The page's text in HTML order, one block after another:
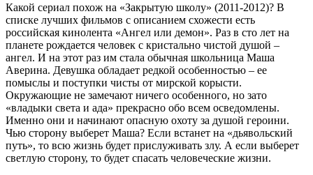
Какой сериал похож на «Закрытую школу» (2011-2012)? В
списке лучших фильмов с описанием схожести есть
российская кинолента «Ангел или демон». Раз в сто лет на
планете рождается человек с кристально чистой душой –
ангел. И на этот раз им стала обычная школьница Маша
Аверина. Девушка обладает редкой особенностью – ее
помыслы и поступки чисты от мирской корысти.
Окружающие не замечают ничего особенного, но зато
«владыки света и ада» прекрасно обо всем осведомлены.
Именно они и начинают опасную охоту за душой героини.
Чью сторону выберет Маша? Если встанет на «дьявольский
путь», то всю жизнь будет прислуживать злу. А если выберет
светлую сторону, то будет спасать человеческие жизни.